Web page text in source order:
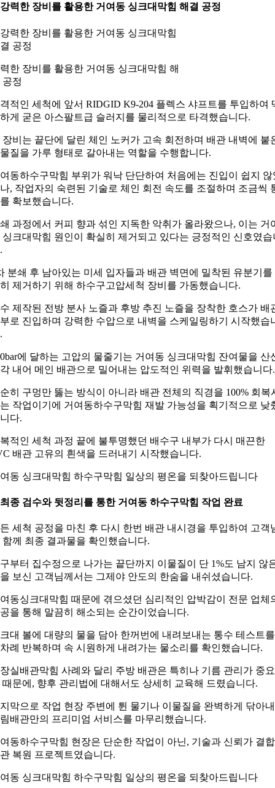
력한 장비를 활용한 거여동 싱크대막힘 해결 공정
한 장비를 활용한 거여동 싱크대막힘 해
공정
적인 세척에 앞서 RIDGID K9-204 플렉스 샤프트를 투입하여
게 굳은 아스팔트급 슬러지를 물리적으로 타격했습니다.
장비는 끝단에 달린 체인 노커가 고속 회전하며 배관 내벽에 붙
질을 가루 형태로 갈아내는 역할을 수행합니다.
동하수구막힘 부위가 워낙 단단하여 처음에는 진입이 쉽지 않
, 작업자의 숙련된 기술로 체인 회전 속도를 조절하며 조금씩
확보했습니다.
과정에서 커피 향과 섞인 지독한 악취가 올라왔으나, 이는 거
싱크대막힘 원인이 확실히 제거되고 있다는 긍정적인 신호였습
분쇄 후 남아있는 미세 입자들과 배관 벽면에 밀착된 유분기를
제거하기 위해 하수구고압세척 장비를 가동했습니다.
제작된 전방 분사 노즐과 후방 추진 노즐을 장착한 호스가 배
로 진입하며 강력한 수압으로 내벽을 스케일링하기 시작했습
에 달하는 고압의 물줄기는 거여동 싱크대막힘 잔여물을 산
내어 메인 배관으로 밀어내는 압도적인 위력을 발휘했습니다.
히 구멍만 뚫는 방식이 아니라 배관 전체의 직경을 100% 회복
작업이기에 거여동하수구막힘 재발 가능성을 획기적으로 낮
다.
적인 세척 과정 끝에 불투명했던 배수구 내부가 다시 매끈한
배관 고유의 흰색을 드러내기 시작했습니다.
동 싱크대막힘 하수구막힘 일상의 평온을 되찾아드립니다
종 검수와 뒷정리를 통한 거여동 하수구막힘 작업 완료
세척 공정을 마친 후 다시 한번 배관 내시경을 투입하여 고객
함께 최종 결과물을 확인했습니다.
부터 집수정으로 나가는 끝단까지 이물질이 단 1%도 남지 않
보신 고객님께서는 그제야 안도의 한숨을 내쉬셨습니다.
동싱크대막힘 때문에 겪으셨던 심리적인 압박감이 전문 업체
을 통해 말끔히 해소되는 순간이었습니다.
대 볼에 대량의 물을 담아 한꺼번에 내려보내는 통수 테스트를
례 반복하며 속 시원하게 내려가는 물소리를 확인했습니다.
실배관막힘 사례와 달리 주방 배관은 특히나 기름 관리가 중
때문에, 향후 관리법에 대해서도 상세히 교육해 드렸습니다.
막으로 작업 현장 주변에 튄 물기나 이물질을 완벽하게 닦아
배관만의 프리미엄 서비스를 마무리했습니다.
동하수구막힘 현장은 단순한 작업이 아닌, 기술과 신뢰가 결
복원 프로젝트였습니다.
동 싱크대막힘 하수구막힘 일상의 평온을 되찾아드립니다